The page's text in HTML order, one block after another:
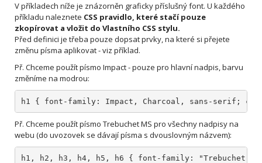
V příkladech níže je znázorněn graficky příslušný font. U každého
příkladu naleznete CSS pravidlo, které stačí pouze
zkopírovat a vložit do Vlastního CSS stylu.
Před definici je třeba pouze dopsat prvky, na které si přejete
změnu písma aplikovat - viz příklad.
Př. Chceme použít písmo Impact - pouze pro hlavní nadpis, barvu
změníme na modrou:
h1 { font-family: Impact, Charcoal, sans-serif;
Př. Chceme použít písmo Trebuchet MS pro všechny nadpisy na
webu (do uvozovek se dávají písma s dvouslovným názvem):
h1, h2, h3, h4, h5, h6 { font-family: "Trebuchet